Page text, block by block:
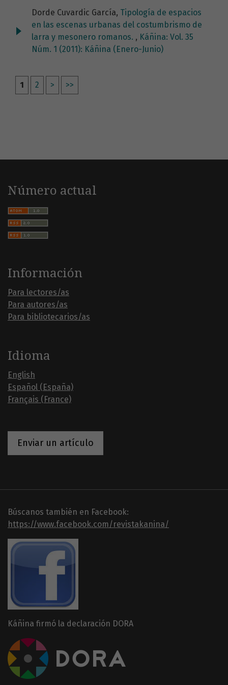
Dorde Cuvardic García, Tipología de espacios
en las escenas urbanas del costumbrismo de
larra y mesonero romanos. , Káñina: Vol. 35
Núm. 1 (2011): Káñina (Enero-Junio)
1 2 > >>
Número actual
Información
Para lectores/as
Para autores/as
Para bibliotecarios/as
Idioma
English
Español (España)
Français (France)
Enviar un artículo
Búscanos también en Facebook:
https://www.facebook.com/revistakanina/
Káñina firmó la declaración DORA